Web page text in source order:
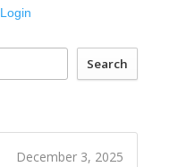
Login
Search
December 3, 2025